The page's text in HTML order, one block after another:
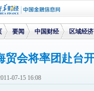
>
要闻
>
中国财经 区域经济
贸会将率团赴台
07-15 16:08